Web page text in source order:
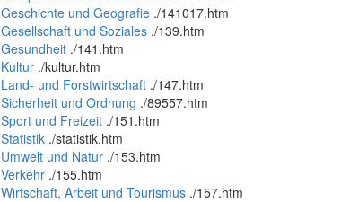
Geschichte und Geografie ./141017.htm
Gesellschaft und Soziales ./139.htm
Gesundheit ./141.htm
Kultur ./kultur.htm
Land- und Forstwirtschaft ./147.htm
Sicherheit und Ordnung ./89557.htm
Sport und Freizeit ./151.htm
Statistik ./statistik.htm
Umwelt und Natur ./153.htm
Verkehr ./155.htm
Wirtschaft, Arbeit und Tourismus ./157.htm